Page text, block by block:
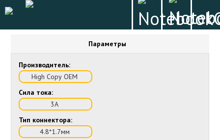
Параметры
Производитель:
High Copy OEM
Сила тока:
3А
Тип коннектора:
4.8*1.7мм